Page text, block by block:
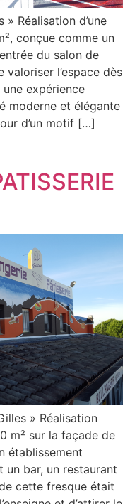
Réalisation d’une
conçue comme un
du salon de
l’espace dès
une expérience
moderne et élégante
d’un motif […]
» Réalisation
m² sur la façade de
établissement
bar, un restaurant
cette fresque était